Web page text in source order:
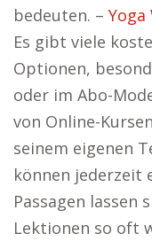
bedeuten. –
Es gibt viele
Optionen,
oder im Abo-
von Online-
seinem eigenen
können jederzeit
Passagen lassen
Lektionen so oft